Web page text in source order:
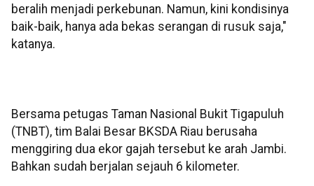
beralih menjadi perkebunan. Namun, kini kondisinya
baik-baik, hanya ada bekas serangan di rusuk saja,"
katanya.
Bersama petugas Taman Nasional Bukit Tigapuluh
(TNBT), tim Balai Besar BKSDA Riau berusaha
menggiring dua ekor gajah tersebut ke arah Jambi.
Bahkan sudah berjalan sejauh 6 kilometer.